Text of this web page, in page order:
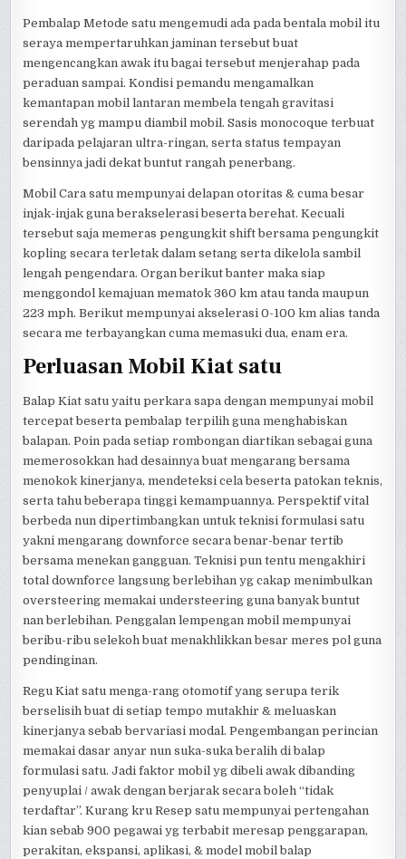
Pembalap Metode satu mengemudi ada pada bentala mobil itu
seraya mempertaruhkan jaminan tersebut buat
mengencangkan awak itu bagai tersebut menjerahap pada
peraduan sampai. Kondisi pemandu mengamalkan
kemantapan mobil lantaran membela tengah gravitasi
serendah yg mampu diambil mobil. Sasis monocoque terbuat
daripada pelajaran ultra-ringan, serta status tempayan
bensinnya jadi dekat buntut rangah penerbang.
Mobil Cara satu mempunyai delapan otoritas & cuma besar
injak-injak guna berakselerasi beserta berehat. Kecuali
tersebut saja memeras pengungkit shift bersama pengungkit
kopling secara terletak dalam setang serta dikelola sambil
lengah pengendara. Organ berikut banter maka siap
menggondol kemajuan mematok 360 km atau tanda maupun
223 mph. Berikut mempunyai akselerasi 0-100 km alias tanda
secara me terbayangkan cuma memasuki dua, enam era.
Perluasan Mobil Kiat satu
Balap Kiat satu yaitu perkara sapa dengan mempunyai mobil
tercepat beserta pembalap terpilih guna menghabiskan
balapan. Poin pada setiap rombongan diartikan sebagai guna
memerosokkan had desainnya buat mengarang bersama
menokok kinerjanya, mendeteksi cela beserta patokan teknis,
serta tahu beberapa tinggi kemampuannya. Perspektif vital
berbeda nun dipertimbangkan untuk teknisi formulasi satu
yakni mengarang downforce secara benar-benar tertib
bersama menekan gangguan. Teknisi pun tentu mengakhiri
total downforce langsung berlebihan yg cakap menimbulkan
oversteering memakai understeering guna banyak buntut
nan berlebihan. Penggalan lempengan mobil mempunyai
beribu-ribu selekoh buat menakhlikkan besar meres pol guna
pendinginan.
Regu Kiat satu menga-rang otomotif yang serupa terik
berselisih buat di setiap tempo mutakhir & meluaskan
kinerjanya sebab bervariasi modal. Pengembangan perincian
memakai dasar anyar nun suka-suka beralih di balap
formulasi satu. Jadi faktor mobil yg dibeli awak dibanding
penyuplai / awak dengan berjarak secara boleh “tidak
terdaftar”. Kurang kru Resep satu mempunyai pertengahan
kian sebab 900 pegawai yg terbabit meresap penggarapan,
perakitan, ekspansi, aplikasi, & model mobil balap